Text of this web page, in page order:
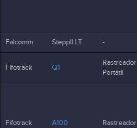
Falcomm SteppII LT -
Fifotrack Q1
Rastreador
Portátil
Fifotrack A100 Rastreador